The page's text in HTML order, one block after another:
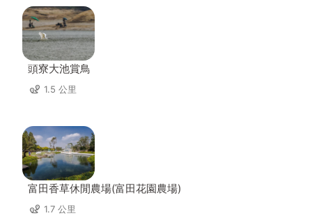
頭寮大池賞鳥
1.5 公里
富田香草休閒農場(富田花園農場)
1.7 公里